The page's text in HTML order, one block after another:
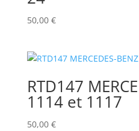
50,00 €
RTD147
1114 et 1117
50,00 €